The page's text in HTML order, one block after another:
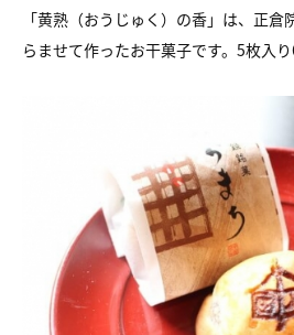
「黄熟（おうじゅく）の香」は、正
らませて作ったお干菓子です。5枚入り